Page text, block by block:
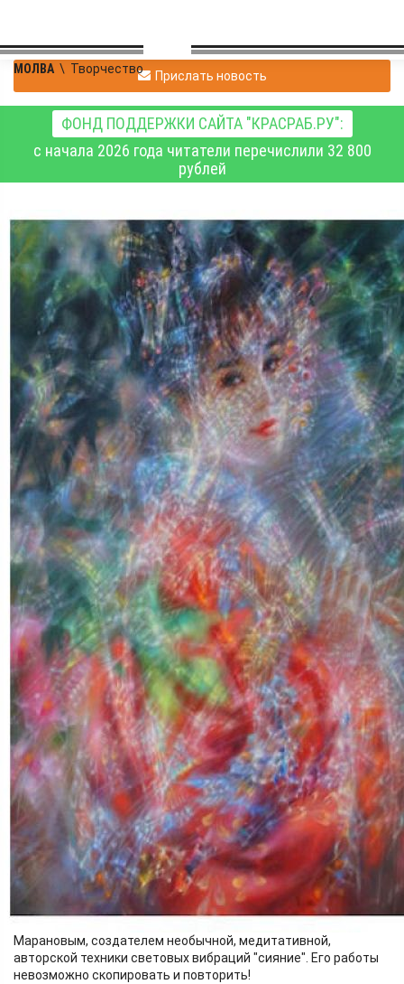
МОЛВА \ Творчество Прислать новость
ФОНД ПОДДЕРЖКИ САЙТА "КРАСРАБ.РУ":
с начала 2026 года читатели перечислили 32 800
рублей
Валерия | Творчество
06.11.2025 00:33
0 454
Исследуем тишину на
выставке «Слушай
беззвучие»
15 ноября в 17:00 в Столичной галерее художников,
расположенной на Ленинградском проспекте, 24, состоится
открытие выставки современного искусства «Слушай
беззвучие». В условиях современного мира, переполненного
информационным шумом, можно остановиться и услышать
внутренний голос, находящийся в глубине души.
На выставке будет представлено около ста работ сорока
московских и питерских художников, работающих в разных
жанрах и техниках. Яркая мозаика, нежные пейзажи,
воздушная акварель, милая и забавная анималистика,
увлекающий своей неординарностью сюрреализм,
символическая и эзотерическая живопись, потрясающий
своим четким исполнением гиперреализм, стильные и
изысканные лампы Тиффани.
Среди участников представят свои картины ученики школы
искусства световых вибраций "Жить в сиянии" во главе с ее
Марановым, создателем необычной, медитативной,
авторской техники световых вибраций "сияние". Его работы
невозможно скопировать и повторить!